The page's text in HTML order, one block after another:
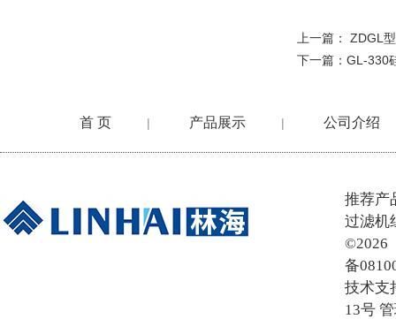
上一篇： ZDGL
下一篇： GL-330
首 页 | 产品展示 | 公司介绍
推荐产
过滤机
©2026
备
技术支
13号